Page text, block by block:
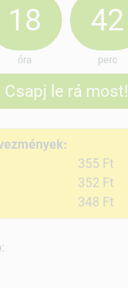
18
óra
42
perc
Csapj le rá most!
355 Ft
352 Ft
348 Ft